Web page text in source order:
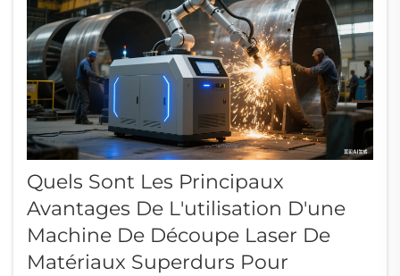
Quels Sont Les Principaux
Avantages De L'utilisation D'une
Machine De Découpe Laser De
Matériaux Superdurs Pour